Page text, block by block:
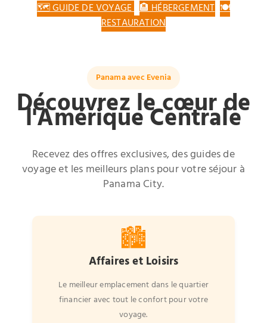
🗺️ GUIDE DE VOYAGE 🏨 HÉBERGEMENT 🍽️
RESTAURATION
Panama avec Evenia
Découvrez le cœur de
l'Amérique Centrale
Recevez des offres exclusives, des guides de
voyage et les meilleurs plans pour votre séjour à
Panama City.
🏙️
Affaires et Loisirs
Le meilleur emplacement dans le quartier
financier avec tout le confort pour votre
voyage.